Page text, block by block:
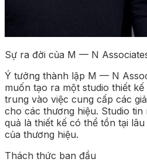
Sự ra đời của M — N
Ý tưởng thành lập M — N
muốn tạo ra một studio thiết
trung vào việc cung cấp các
cho các thương hiệu. Studio tin
quả là thiết kế có thể tồn tại
của thương hiệu.
Thách thức ban đầu